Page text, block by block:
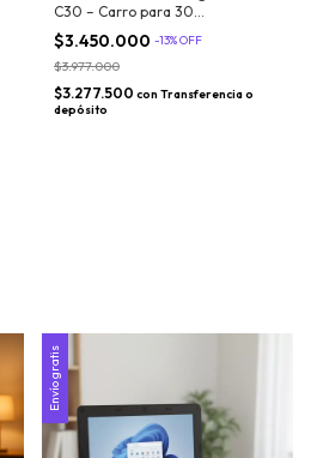
C30 – Carro para 30
Notebooks/Netbooks/Tablets con
Sistema de Carga Simultánea
$3.450.000 -13%OFF
$3.977.000
$3.277.500 con Transferencia o
depósito
Envío gratis